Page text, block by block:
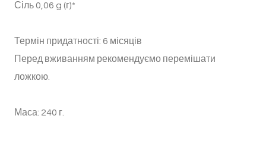
Сіль 0,06 g (г)*
Термін придатності: 6 місяців
Перед вживанням рекомендуємо перемішати
ложкою.
Маса: 240 г.